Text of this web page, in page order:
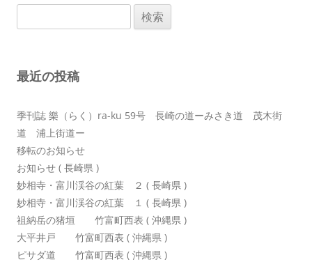
ョ
索:
最近の投稿
季刊誌 樂（らく）ra-ku 59号 長崎の道ーみさき道 茂木街
道 浦上街道ー
移転のお知らせ
お知らせ ( 長崎県 )
妙相寺・富川渓谷の紅葉 ２ ( 長崎県 )
妙相寺・富川渓谷の紅葉 １ ( 長崎県 )
祖納岳の猪垣 竹富町西表 ( 沖縄県 )
大平井戸 竹富町西表 ( 沖縄県 )
ピサダ道 竹富町西表 ( 沖縄県 )